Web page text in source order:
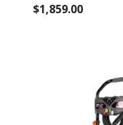
$1,859.00